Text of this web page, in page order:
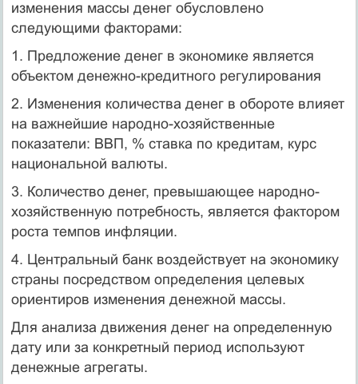
изменения массы денег обусловлено
следующими факторами:
1. Предложение денег в экономике является
объектом денежно-кредитного регулирования
2. Изменения количества денег в обороте влияет
на важнейшие народно-хозяйственные
показатели: ВВП, % ставка по кредитам, курс
национальной валюты.
3. Количество денег, превышающее народно-
хозяйственную потребность, является фактором
роста темпов инфляции.
4. Центральный банк воздействует на экономику
страны посредством определения целевых
ориентиров изменения денежной массы.
Для анализа движения денег на определенную
дату или за конкретный период используют
денежные агрегаты.